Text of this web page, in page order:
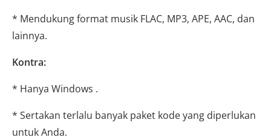
* Mendukung format musik FLAC, MP3, APE, AAC, dan
lainnya.
Kontra:
* Hanya Windows .
* Sertakan terlalu banyak paket kode yang diperlukan
untuk Anda.